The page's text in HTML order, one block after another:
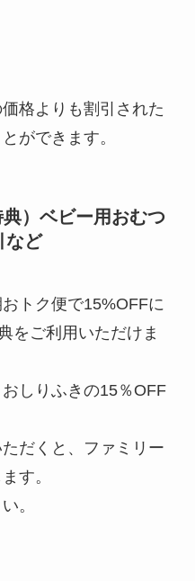
格よりも割引された
ができます。
）ベビー用おむつ
など
トク便で15%OFFに
をご利用いただけま
しりふきの15％OFF
だくと、ファミリー
す。
。